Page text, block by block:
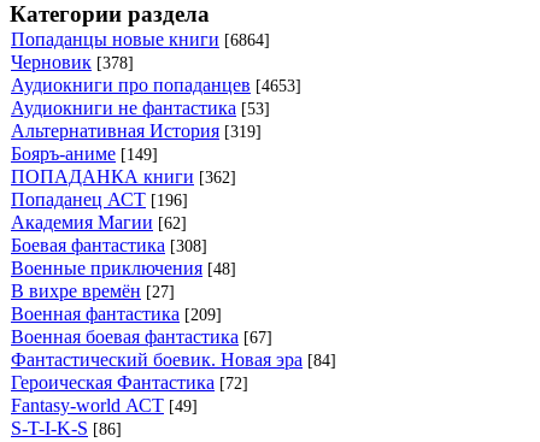
Категории раздела
Попаданцы новые книги [6864]
Черновик [378]
Аудиокниги про попаданцев [4653]
Аудиокниги не фантастика [53]
Альтернативная История [319]
Бояръ-аниме [149]
ПОПАДАНКА книги [362]
Попаданец АСТ [196]
Академия Магии [62]
Боевая фантастика [308]
Военные приключения [48]
В вихре времён [27]
Военная фантастика [209]
Военная боевая фантастика [67]
Фантастический боевик. Новая эра [84]
Героическая Фантастика [72]
Fantasy-world АСТ [49]
S-T-I-K-S [86]